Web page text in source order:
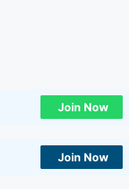
Join Now
Join Now